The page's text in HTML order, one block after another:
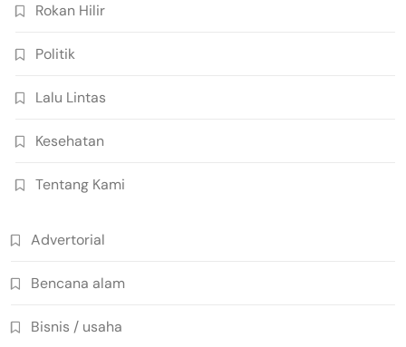
Rokan Hilir
Politik
Lalu Lintas
Kesehatan
Tentang Kami
Advertorial
Bencana alam
Bisnis / usaha